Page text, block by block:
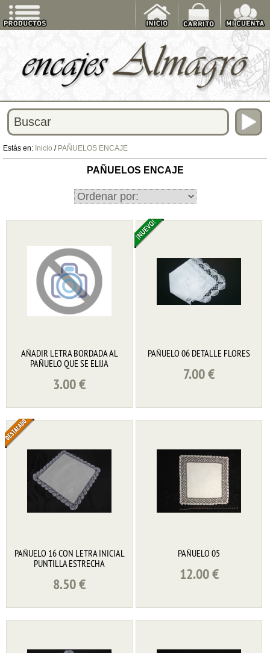
Estás en: Inicio / PAÑUELOS ENCAJE
PAÑUELOS ENCAJE
AÑADIR LETRA BORDADA AL
PAÑUELO QUE SE ELIJA
3.00€
PAÑUELO 06 DETALLE FLORES
7.00€
PAÑUELO 16 CON LETRA INICIAL
PUNTILLA ESTRECHA
8.50€
PAÑUELO 05
12.00€